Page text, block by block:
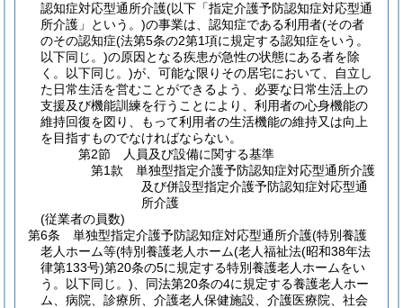
認知症対応型通所介護(以下「指定介護予防認知症対応型通
所介護」という。)の事業は、認知症である利用者(その者
のその認知症(法第5条の2第1項に規定する認知症をいう。
以下同じ。)の原因となる疾患が急性の状態にある者を除
く。以下同じ。)が、可能な限りその居宅において、自立し
た日常生活を営むことができるよう、必要な日常生活上の
支援及び機能訓練を行うことにより、利用者の心身機能の
維持回復を図り、もって利用者の生活機能の維持又は向上
を目指すものでなければならない。
第2節
人員及び設備に関する基準
第1款
単独型指定介護予防認知症対応型通所介護
及び併設型指定介護予防認知症対応型通
所介護
(従業者の員数)
第6条
単独型指定介護予防認知症対応型通所介護(特別養護
老人ホーム等(特別養護老人ホーム(老人福祉法(昭和38年法
律第133号)第20条の5に規定する特別養護老人ホームをい
う。以下同じ。) 、同法第20条の4に規定する養護老人ホー
ム、病院、診療所、介護老人保健施設、介護医療院、社会